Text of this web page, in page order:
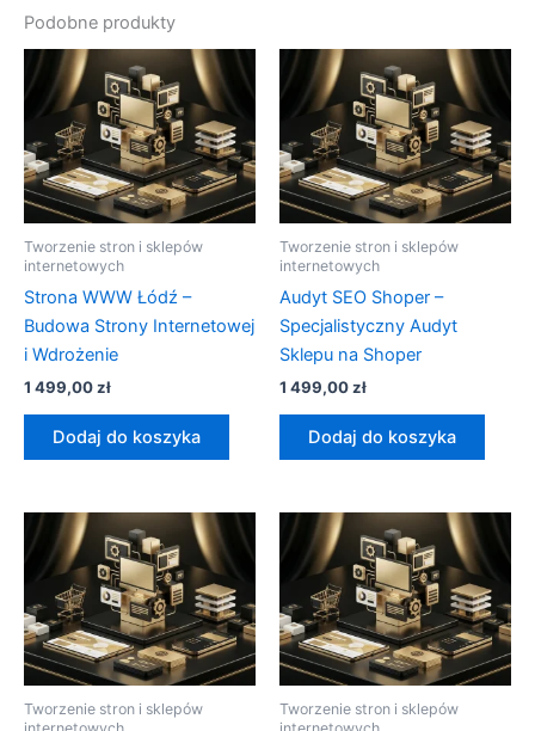
Podobne produkty
Tworzenie stron i sklepów
internetowych
Strona WWW Łódź –
Budowa Strony Internetowej
i Wdrożenie
1 499,00zł
Dodaj do koszyka
Tworzenie stron i sklepów
internetowych
Audyt SEO Shoper –
Specjalistyczny Audyt
Sklepu na Shoper
1 499,00zł
Dodaj do koszyka
Tworzenie stron i sklepów
Tworzenie stron i sklepów